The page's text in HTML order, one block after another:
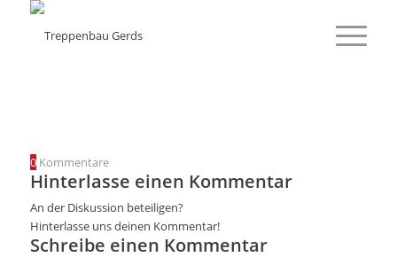
0 Kommentare
Hinterlasse einen Kommentar
An der Diskussion beteiligen?
Hinterlasse uns deinen Kommentar!
Schreibe einen Kommentar